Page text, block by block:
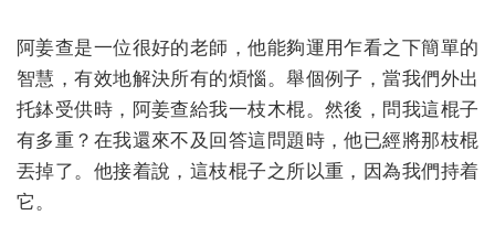
阿姜查是一位很好的老師，他能夠運用乍看之下簡單的
智慧，有效地解決所有的煩惱。舉個例子，當我們外出
托鉢受供時，阿姜查給我一枝木棍。然後，問我這棍子
有多重？在我還來不及回答這問題時，他已經將那枝棍
丟掉了。他接着說，這枝棍子之所以重，因為我們持着
它。